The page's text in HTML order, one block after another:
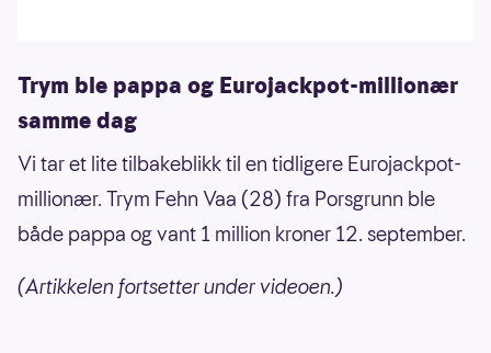
Trym ble pappa og Eurojackpot-millionær
samme dag
Vi tar et lite tilbakeblikk til en tidligere Eurojackpot-
millionær. Trym Fehn Vaa (28) fra Porsgrunn ble
både pappa og vant 1 million kroner 12. september.
(Artikkelen fortsetter under videoen.)